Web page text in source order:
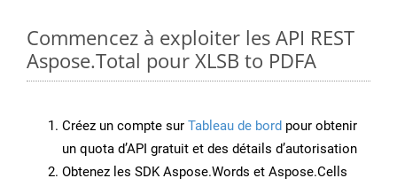
Commencez à exploiter les API REST
Aspose.Total pour XLSB to PDFA
Créez un compte sur Tableau de bord pour obtenir
un quota d’API gratuit et des détails d’autorisation
Obtenez les SDK Aspose.Words et Aspose.Cells